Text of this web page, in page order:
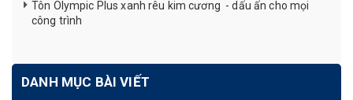
Tôn Olympic Plus xanh rêu kim cương - dấu ấn cho mọi
công trình
DANH MỤC BÀI VIẾT